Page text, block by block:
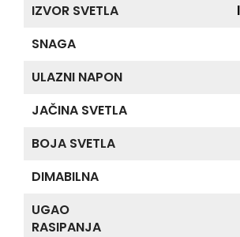
IZVOR SVETLA
SNAGA
ULAZNI NAPON
JAČINA SVETLA
BOJA SVETLA
DIMABILNA
UGAO
RASIPANJA